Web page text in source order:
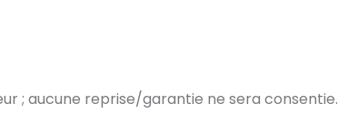
; aucune reprise/garantie ne sera consentie.